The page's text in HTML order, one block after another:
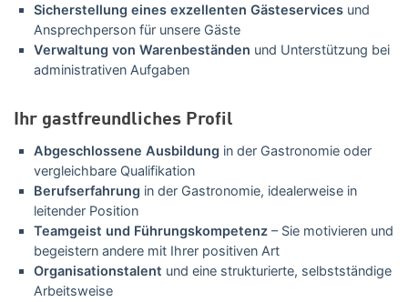
Sicherstellung eines exzellenten Gästeservices und
Ansprechperson für unsere Gäste
Verwaltung von Warenbeständen und Unterstützung bei
administrativen Aufgaben
Ihr gastfreundliches Profil
Abgeschlossene Ausbildung in der Gastronomie oder
vergleichbare Qualifikation
Berufserfahrung in der Gastronomie, idealerweise in
leitender Position
Teamgeist und Führungskompetenz – Sie motivieren und
begeistern andere mit Ihrer positiven Art
Organisationstalent und eine strukturierte, selbstständige
Arbeitsweise